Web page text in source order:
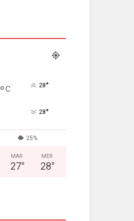
°C 28°
28°
25%
MAR
27°
MER
28°